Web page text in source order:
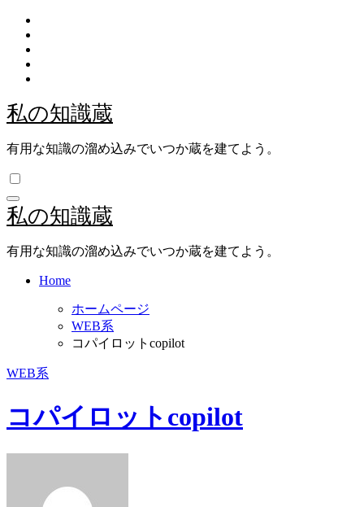
ッ
プ
私の知識蔵
有用な知識の溜め込みでいつか蔵を建てよう。
私の知識蔵
有用な知識の溜め込みでいつか蔵を建てよう。
Home
ホームページ
WEB系
コパイロットcopilot
WEB系
コパイロットcopilot